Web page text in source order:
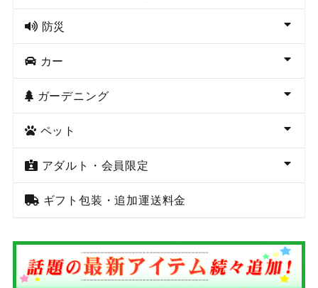
防災
カー
ガーデニング
ペット
アダルト・会員限定
ギフト包装・追加運送料金